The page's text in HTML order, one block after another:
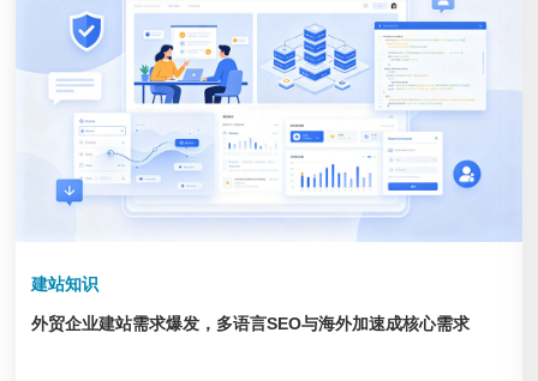
企业&集团
建站知识
外贸企业建站需求爆发，多语言SEO与海外加速成核心需求